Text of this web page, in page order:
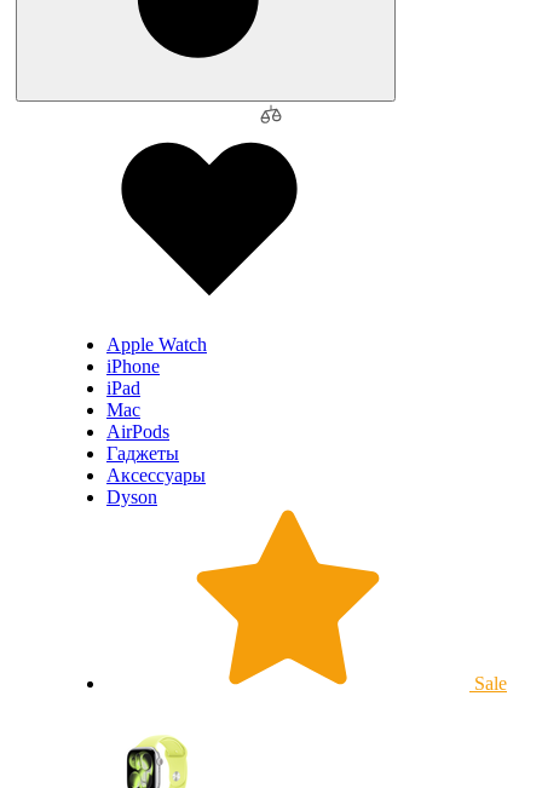
Apple Watch
iPhone
iPad
Mac
AirPods
Гаджеты
Аксессуары
Dyson
Sale